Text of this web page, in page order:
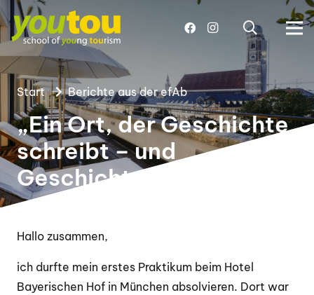
Start Berichte aus der efAb
„Ein Ort, der Geschichte
schreibt – und
Geschichte hat“
Hallo zusammen,
ich durfte mein erstes Praktikum beim Hotel
Bayerischen Hof in München absolvieren. Dort war